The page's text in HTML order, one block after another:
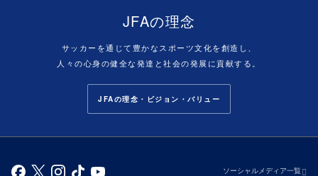
JFAの理念
サッカーを通じて豊かなスポーツ文化を創造し、
人々の心身の健全な発達と社会の発展に貢献する。
JFAの理念・ビジョン・バリュー
ソーシャルメディア一覧